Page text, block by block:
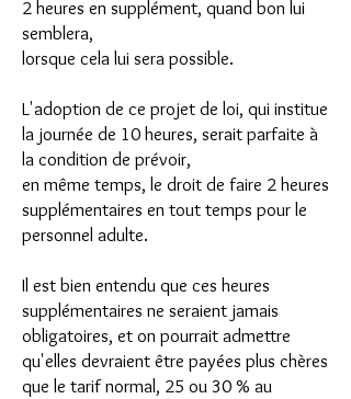
2 heures en supplément, quand bon lui
semblera,
lorsque cela lui sera possible.
L'adoption de ce projet de loi, qui institue
la journée de 10 heures, serait parfaite à
la condition de prévoir,
en même temps, le droit de faire 2 heures
supplémentaires en tout temps pour le
personnel adulte.
Il est bien entendu que ces heures
supplémentaires ne seraient jamais
obligatoires, et on pourrait admettre
qu'elles devraient être payées plus chères
que le tarif normal, 25 ou 30 % au